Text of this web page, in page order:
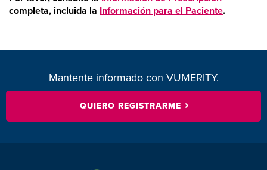
completa, incluida la Información para el Paciente.
Mantente informado con VUMERITY.
QUIERO REGISTRARME